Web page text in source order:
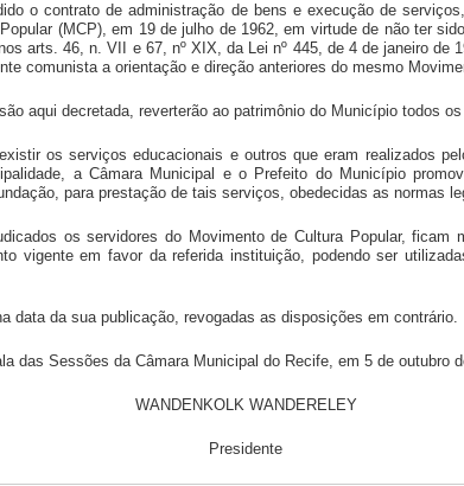
o contrato de administração de bens e execução de
(MCP), em 19 de julho de 1962, em virtude de não ter
arts. 46, n. VII e 67, nº XIX, da Lei nº 445, de 4 de janeiro de
comunista a orientação e direção anteriores do mesmo
aqui decretada, reverterão ao patrimônio do Município todos
os serviços educacionais e outros que eram realizados
a Câmara Municipal e o Prefeito do Município
para prestação de tais serviços, obedecidas as normas
os servidores do Movimento de Cultura Popular, ficam
vigente em favor da referida instituição, podendo ser
data da sua publicação, revogadas as disposições em contrário.
das Sessões da Câmara Municipal do Recife, em 5 de outubro
WANDENKOLK WANDERELEY
Presidente